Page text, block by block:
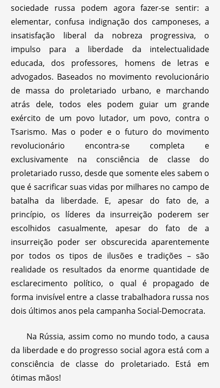
sociedade russa podem agora fazer-se sentir: a
elementar, confusa indignação dos camponeses, a
insatisfação liberal da nobreza progressiva, o
impulso para a liberdade da intelectualidade
educada, dos professores, homens de letras e
advogados. Baseados no movimento revolucionário
de massa do proletariado urbano, e marchando
atrás dele, todos eles podem guiar um grande
exército de um povo lutador, um povo, contra o
Tsarismo. Mas o poder e o futuro do movimento
revolucionário encontra-se completa e
exclusivamente na consciência de classe do
proletariado russo, desde que somente eles sabem o
que é sacrificar suas vidas por milhares no campo de
batalha da liberdade. E, apesar do fato de, a
princípio, os líderes da insurreição poderem ser
escolhidos casualmente, apesar do fato de a
insurreição poder ser obscurecida aparentemente
por todos os tipos de ilusões e tradições – são
realidade os resultados da enorme quantidade de
esclarecimento político, o qual é propagado de
forma invisível entre a classe trabalhadora russa nos
dois últimos anos pela campanha Social-Democrata.
Na Rússia, assim como no mundo todo, a causa
da liberdade e do progresso social agora está com a
consciência de classe do proletariado. Está em
ótimas mãos!